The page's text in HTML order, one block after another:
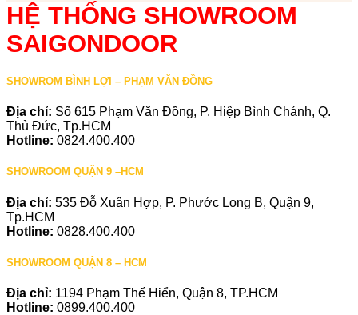
HỆ THỐNG SHOWROOM
SAIGONDOOR
SHOWROM BÌNH LỢI – PHẠM VĂN ĐỒNG
Địa chỉ: Số 615 Phạm Văn Đồng, P. Hiệp Bình Chánh, Q.
Thủ Đức, Tp.HCM
Hotline: 0824.400.400
SHOWROOM QUẬN 9 –HCM
Địa chỉ: 535 Đỗ Xuân Hợp, P. Phước Long B, Quận 9,
Tp.HCM
Hotline: 0828.400.400
SHOWROOM QUẬN 8 – HCM
Địa chỉ: 1194 Phạm Thế Hiển, Quận 8, TP.HCM
Hotline: 0899.400.400